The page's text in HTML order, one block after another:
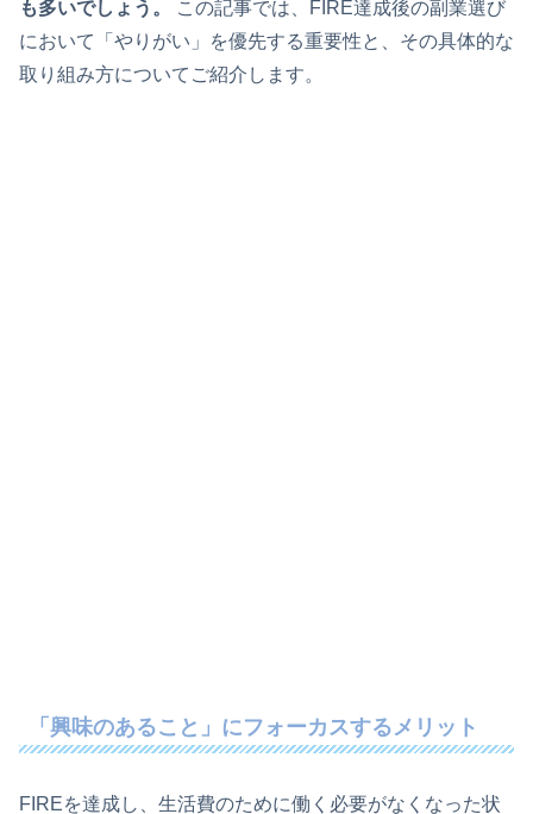
も多いでしょう。
この記事では、FIRE達成後の副業選び
において「やりがい」を優先する重要性と、その具体的な
取り組み方についてご紹介します。
「興味のあること」にフォーカスするメリット
FIREを達成し、生活費のために働く必要がなくなった状